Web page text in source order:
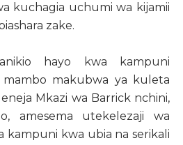
kuchagia uchumi wa kijamii
zake.
hayo kwa kampuni
makubwa ya kuleta
Mkazi wa Barrick nchini,
amesema utekelezaji wa
kampuni kwa ubia na serikali